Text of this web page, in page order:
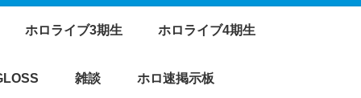
ホロライブ3期生 ホロライブ4期生
雑談 ホロ速掲示板